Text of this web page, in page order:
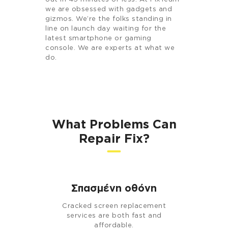
we are obsessed with gadgets and
gizmos. We’re the folks standing in
line on launch day waiting for the
latest smartphone or gaming
console. We are experts at what we
do.
What Problems Can
Repair Fix?
Σπασμένη οθόνη
Cracked screen replacement
services are both fast and
affordable.